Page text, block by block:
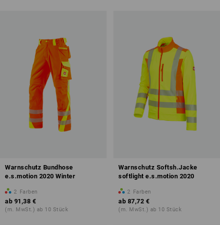
Warnschutz Bundhose
e.s.motion 2020 Winter
2 Farben
ab 91,38 €
(m. MwSt.) ab 10 Stück
Warnschutz Softsh.Jacke
softlight e.s.motion 2020
2 Farben
ab 87,72 €
(m. MwSt.) ab 10 Stück